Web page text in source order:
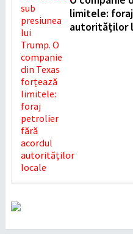
limitele:
autorităților